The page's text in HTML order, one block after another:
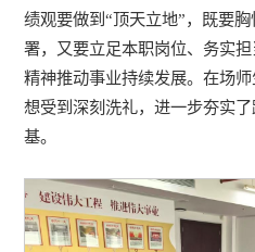
绩观要做到“顶天立地”，既要
署，又要立足本职岗位、务实
精神推动事业持续发展。在场
想受到深刻洗礼，进一步夯实
基。